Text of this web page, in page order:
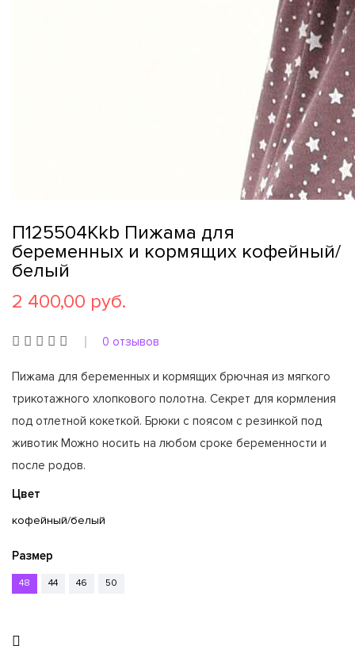
П125504Kkb Пижама для
беременных и кормящих кофейный/
белый
2 400,00 руб.
0 отзывов
Пижама для беременных и кормящих брючная из мягкого
трикотажного хлопкового полотна. Секрет для кормления
под отлетной кокеткой. Брюки с поясом с резинкой под
животик Можно носить на любом сроке беременности и
после родов.
Цвет
кофейный/белый
Размер
48 44 46 50